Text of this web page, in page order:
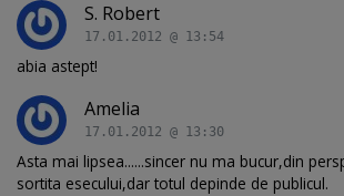
S. Robert
17.01.2012 @ 13:54
abia astept!
Amelia
17.01.2012 @ 13:30
Asta mai lipsea......sincer nu ma bucur,din
sortita esecului,dar totul depinde de publicul.